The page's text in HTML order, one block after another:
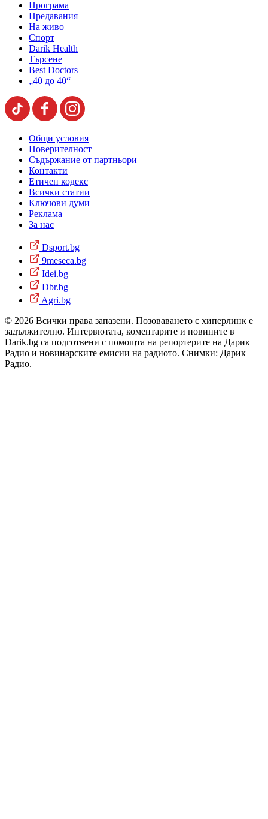
Програма
Предавания
На живо
Спорт
Darik Health
Търсене
Best Doctors
„40 до 40“
Общи условия
Поверителност
Съдържание от партньори
Контакти
Етичен кодекс
Всички статии
Ключови думи
Реклама
За нас
Dsport.bg
9meseca.bg
Idei.bg
Dbr.bg
Agri.bg
© 2026 Всички права запазени. Позоваването с хиперлинк е
задължително. Интервютата, коментарите и новините в
Darik.bg са подготвени с помощта на репортерите на Дарик
Радио и новинарските емисии на радиото. Снимки: Дарик
Радио.